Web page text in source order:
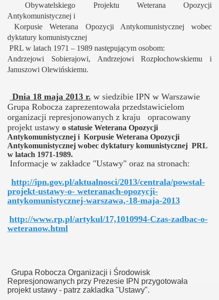
Obywatelskiego Projektu Weterana Opozycji
Antykomunistycznej i
Korpusie Weterana Opozycji Antykomunistycznej wobec
dyktatury komunistycznej
PRL w latach 1971 – 1989 następującym osobom:
Andrzejowi Sobierajowi, Andrzejowi Rozpłochowskiemu i
Januszowi Olewińskiemu.
Dnia 18 maja 2013 r. w siedzibie IPN w Warszawie
Grupa Robocza zaprezentowała przedstawicielom
organizacji represjonowanych z kraju opracowany
projekt ustawy o statusie Weterana Opozycji
Antykomunistycznej i Korpusie Weterana Opozycji
Antykomunistycznej wobec dyktatury komunistycznej PRL
w latach 1971-1989.
Informacje w zakładce "Ustawy" oraz na stronach:
http://ipn.gov.pl/aktualnosci/2013/centrala/powstal-
projekt-ustawy-o- weteranach-opozycji-
antykomunistycznej-warszawa,-18-maja-2013
http://www.rp.pl/artykul/17,1010994-Czas-zadbac-o-
weteranow.html
Grupa Robocza Organizacji i Środowisk
Represjonowanych przy Prezesie IPN przygotowała
projekt ustawy - patrz zakladka "Ustawy".